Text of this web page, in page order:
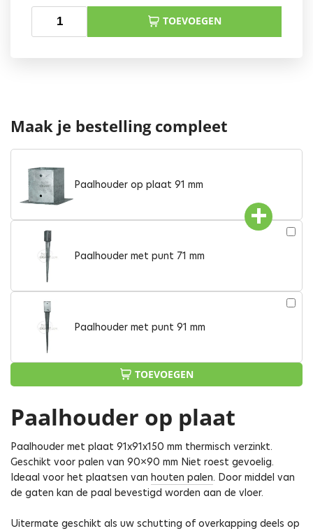
TOEVOEGEN
Maak je bestelling compleet
Paalhouder op plaat 91 mm
Paalhouder met punt 71 mm
Paalhouder met punt 91 mm
TOEVOEGEN
Paalhouder op plaat
Paalhouder met plaat 91x91x150 mm thermisch verzinkt.
Geschikt voor palen van 90×90 mm Niet roest gevoelig.
Ideaal voor het plaatsen van houten palen. Door middel van
de gaten kan de paal bevestigd worden aan de vloer.
Uitermate geschikt als uw schutting of overkapping deels op